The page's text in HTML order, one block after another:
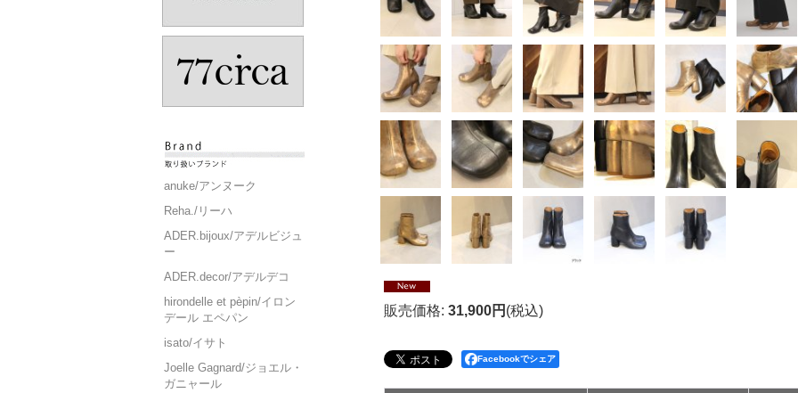
anuke/アンヌーク
Reha./リーハ
ADER.bijoux/アデルビジュ
ー
ADER.decor/アデルデコ
hirondelle et pèpin/イロン
デール エペパン
isato/イサト
Joelle Gagnard/ジョエル・
ガニャール
販売価格: 31,900円 (税込)
Facebookでシェア